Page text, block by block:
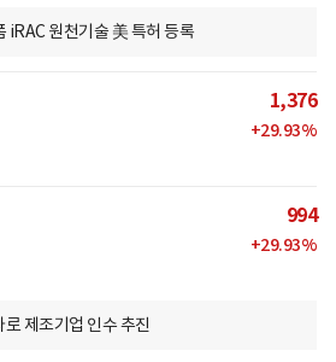
iRAC 원천기술 美 특허 등록
1,376
+29.93%
994
+29.93%
제조기업 인수 추진